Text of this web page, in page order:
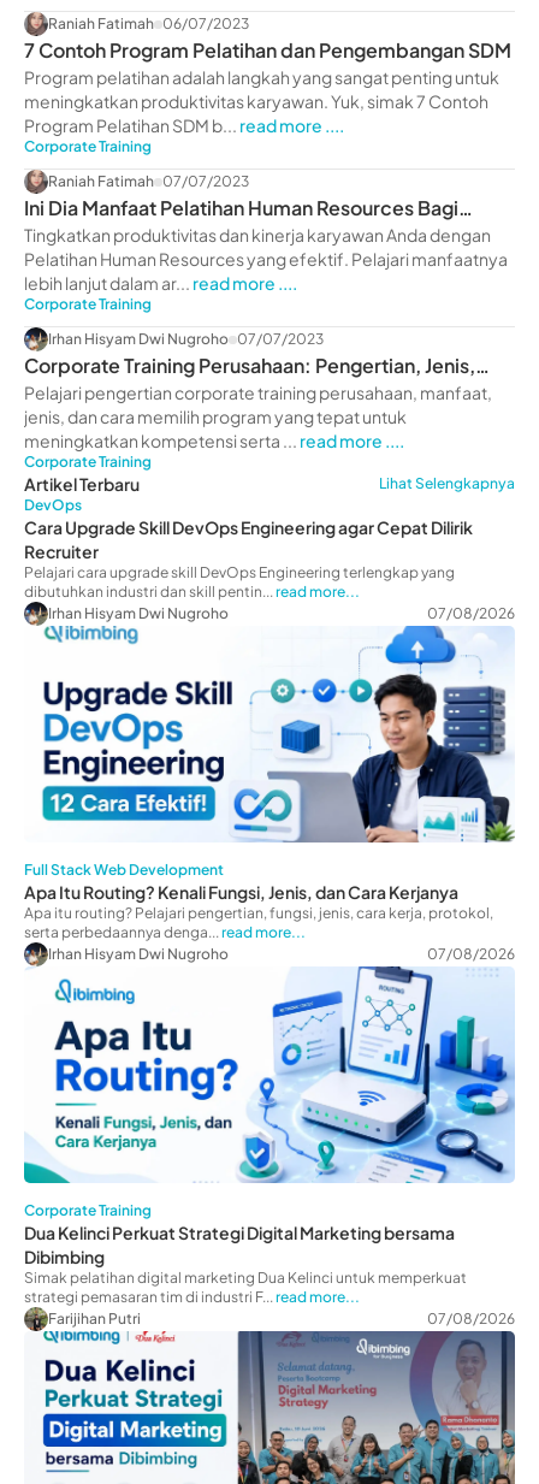
Raniah Fatimah 06/07/2023
7 Contoh Program Pelatihan dan Pengembangan SDM
Program pelatihan adalah langkah yang sangat penting untuk
meningkatkan produktivitas karyawan. Yuk, simak 7 Contoh
Program Pelatihan SDM b... read more ....
Corporate Training
Raniah Fatimah 07/07/2023
Ini Dia Manfaat Pelatihan Human Resources Bagi
Perusahaan
Tingkatkan produktivitas dan kinerja karyawan Anda dengan
Pelatihan Human Resources yang efektif. Pelajari manfaatnya
lebih lanjut dalam ar... read more ....
Corporate Training
Irhan Hisyam Dwi Nugroho 07/07/2023
Corporate Training Perusahaan: Pengertian, Jenis,
Manfaat
Pelajari pengertian corporate training perusahaan, manfaat,
jenis, dan cara memilih program yang tepat untuk
meningkatkan kompetensi serta ... read more ....
Corporate Training
Artikel Terbaru
Lihat Selengkapnya
DevOps
Cara Upgrade Skill DevOps Engineering agar Cepat Dilirik
Recruiter
Pelajari cara upgrade skill DevOps Engineering terlengkap yang
dibutuhkan industri dan skill pentin...read more...
Irhan Hisyam Dwi Nugroho
07/08/2026
Full Stack Web Development
Apa Itu Routing? Kenali Fungsi, Jenis, dan Cara Kerjanya
Apa itu routing? Pelajari pengertian, fungsi, jenis, cara kerja, protokol,
serta perbedaannya denga...read more...
Irhan Hisyam Dwi Nugroho
07/08/2026
Corporate Training
Dua Kelinci Perkuat Strategi Digital Marketing bersama
Dibimbing
Simak pelatihan digital marketing Dua Kelinci untuk memperkuat
strategi pemasaran tim di industri F...read more...
Farijihan Putri
07/08/2026